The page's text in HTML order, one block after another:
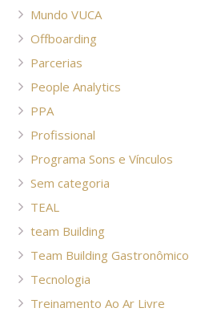
Mundo VUCA
Offboarding
Parcerias
People Analytics
PPA
Profissional
Programa Sons e Vínculos
Sem categoria
TEAL
team Building
Team Building Gastronômico
Tecnologia
Treinamento Ao Ar Livre